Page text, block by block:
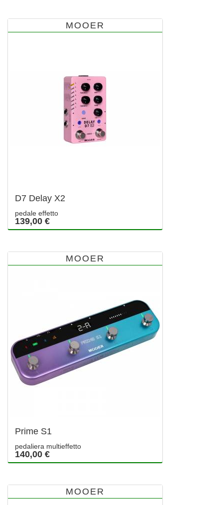
MOOER
D7 Delay X2
pedale effetto
139,00 €
MOOER
Prime S1
pedaliera multieffetto
140,00 €
MOOER